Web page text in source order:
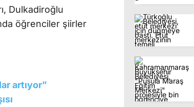
Dulkadiroğlu
öğrenciler şiirler
artıyor”